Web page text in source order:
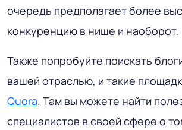
очередь предполагает более
конкуренцию в нише и наоборот.
Также попробуйте поискать
вашей отраслью, и такие
Quora. Там вы можете найти
специалистов в своей сфере о